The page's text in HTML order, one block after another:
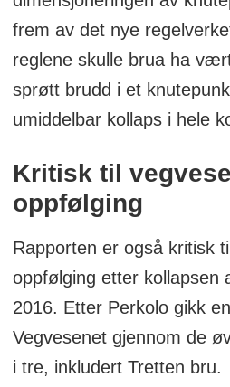
(mars 2024)
Risikobasert
eksisterende bruer
kontroll i tillegg til
(vår 2024)
Innføring av FDV-
ferdigstilles.
prioriteres og skal
2024.
frem av det nye
reglene skulle brua ha
sprøtt brudd i et
umiddelbar kollaps i hele
Kritisk til
oppfølging
Rapporten er også kritisk
oppfølging etter kollapsen
2016. Etter Perkolo gikk
Vegvesenet gjennom de
i tre, inkludert Tretten bru.